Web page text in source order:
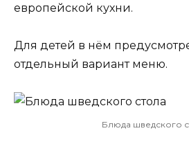
европейской кухни.
Для детей в нём
отдельный вариант меню.
Блюда шведского